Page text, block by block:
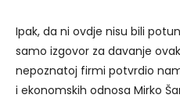
Ipak, da ni ovdje nisu bili
samo izgovor za davanje
nepoznatoj firmi potvrdio
i ekonomskih odnosa Mirko